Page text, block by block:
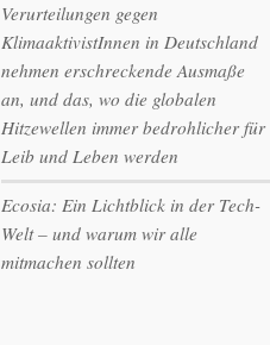
Verurteilungen gegen
KlimaaktivistInnen in Deutschland
nehmen erschreckende Ausmaße
an, und das, wo die globalen
Hitzewellen immer bedrohlicher für
Leib und Leben werden
Ecosia: Ein Lichtblick in der Tech-
Welt – und warum wir alle
mitmachen sollten